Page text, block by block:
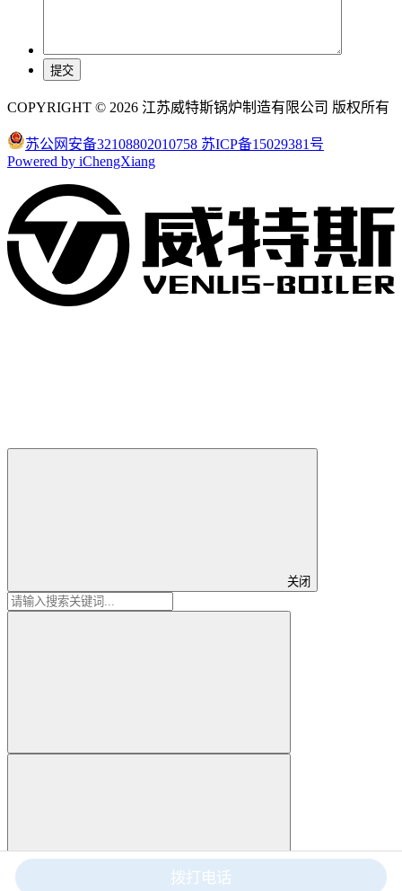
COPYRIGHT © 2026 江苏威特斯锅炉制造有限公司 版权所有
苏公网安备32108802010758 苏ICP备15029381号
Powered by iChengXiang
关闭
拨打电话